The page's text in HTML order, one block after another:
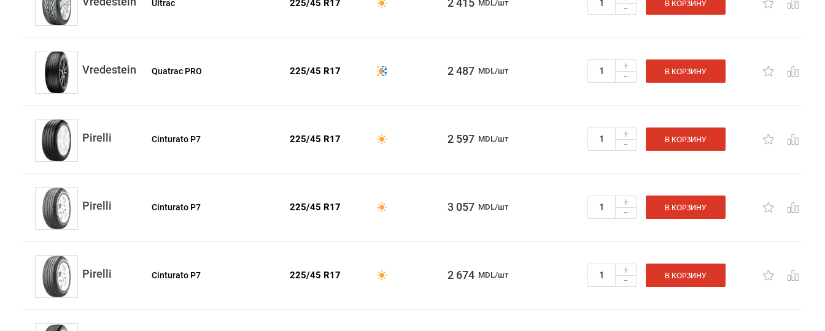
Ultrac 225/45 R17 2 415 MDL/шт - В КОРЗИНУ
Vredestein Quatrac PRO 225/45 R17 2 487 MDL/шт +
- В КОРЗИНУ
Pirelli Cinturato P7 225/45 R17 2 597 MDL/шт +
- В КОРЗИНУ
Pirelli Cinturato P7 225/45 R17 3 057 MDL/шт +
- В КОРЗИНУ
Pirelli Cinturato P7 225/45 R17 2 674 MDL/шт +
- В КОРЗИНУ